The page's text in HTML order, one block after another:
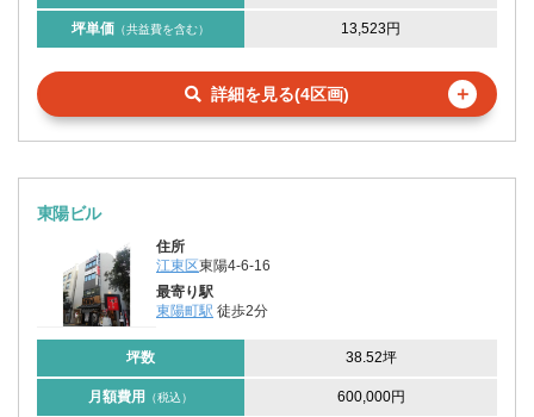
坪単価 （共益費を含む） 13,523円
詳細を見る(4区画) ＋
東陽ビル
住所
江東区東陽4-6-16
最寄り駅
東陽町駅 徒歩2分
坪数 38.52坪
月額費用 （税込） 600,000円